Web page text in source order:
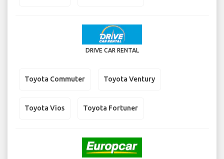
DRIVE CAR RENTAL
Toyota Commuter Toyota Ventury
Toyota Vios Toyota Fortuner